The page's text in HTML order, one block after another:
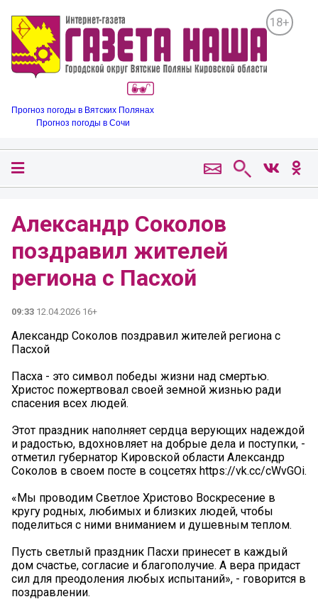
18+
Прогноз погоды в Вятских Полянах
Прогноз погоды в Сочи
Александр Соколов
поздравил жителей
региона с Пасхой
09:33 12.04.2026 16+
Александр Соколов поздравил жителей региона с
Пасхой
Пасха - это символ победы жизни над смертью.
Христос пожертвовал своей земной жизнью ради
спасения всех людей.
Этот праздник наполняет сердца верующих надеждой
и радостью, вдохновляет на добрые дела и поступки, -
отметил губернатор Кировской области Александр
Соколов в своем посте в соцсетях https://vk.cc/cWvGOi.
«Мы проводим Светлое Христово Воскресение в
кругу родных, любимых и близких людей, чтобы
поделиться с ними вниманием и душевным теплом.
Пусть светлый праздник Пасхи принесет в каждый
дом счастье, согласие и благополучие. А вера придаст
сил для преодоления любых испытаний», - говорится в
поздравлении.